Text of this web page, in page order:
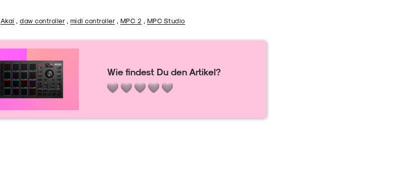
Akai , daw controller, midi controller, MPC 2 , MPC Studio
Wie findest Du den Artikel?